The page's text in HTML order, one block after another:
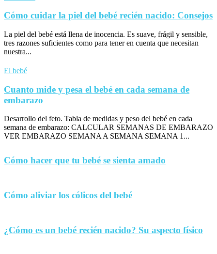
Cómo cuidar la piel del bebé recién nacido: Consejos
La piel del bebé está llena de inocencia. Es suave, frágil y sensible,
tres razones suficientes como para tener en cuenta que necesitan
nuestra...
El bebé
Cuanto mide y pesa el bebé en cada semana de
embarazo
Desarrollo del feto. Tabla de medidas y peso del bebé en cada
semana de embarazo: CALCULAR SEMANAS DE EMBARAZO
VER EMBARAZO SEMANA A SEMANA SEMANA 1...
Cómo hacer que tu bebé se sienta amado
Cómo aliviar los cólicos del bebé
¿Cómo es un bebé recién nacido? Su aspecto físico